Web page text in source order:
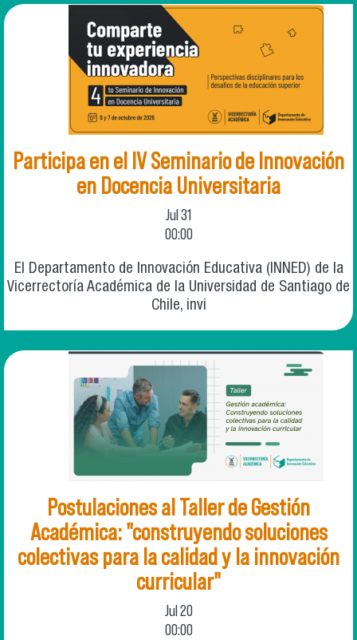
Participa en el IV Seminario de Innovación
en Docencia Universitaria
Jul31
00:00
El Departamento de Innovación Educativa (INNED) de la
Vicerrectoría Académica de la Universidad de Santiago de
Chile, invi
Postulaciones al Taller de Gestión
Académica: "construyendo soluciones
colectivas para la calidad y la innovación
curricular"
Jul 20
00:00